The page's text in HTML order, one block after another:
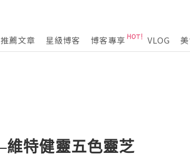
推薦文章 星級博客 博客專享 VLOG
維特健靈五色靈芝